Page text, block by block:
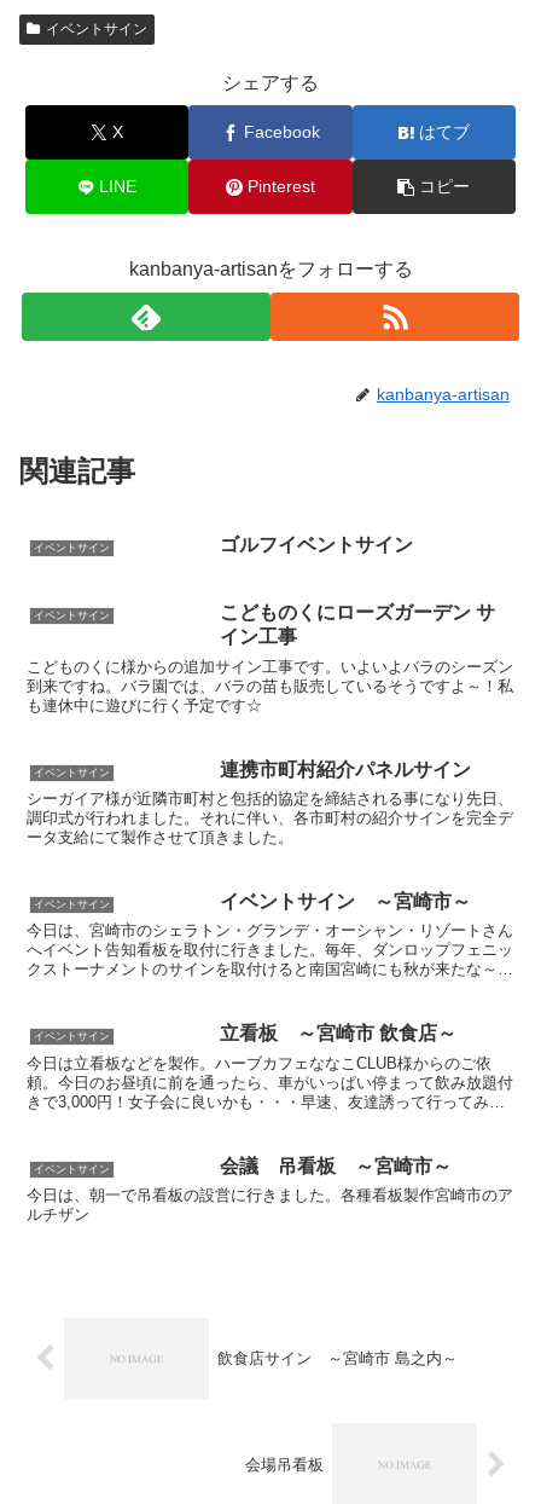
イベントサイン
シェアする
X Facebook はてブ
LINE Pinterest コピー
kanbanya-artisanをフォローする
kanbanya-artisan
関連記事
イベントサイン ゴルフイベントサイン
イベントサイン
こどものくにローズガーデン サ
イン工事
こどものくに様からの追加サイン工事です。いよいよバラのシーズン
到来ですね。バラ園では、バラの苗も販売しているそうですよ～！私
も連休中に遊びに行く予定です☆
イベントサイン 連携市町村紹介パネルサイン
シーガイア様が近隣市町村と包括的協定を締結される事になり先日、
調印式が行われました。それに伴い、各市町村の紹介サインを完全デ
ータ支給にて製作させて頂きました。
イベントサイン イベントサイン ～宮崎市～
今日は、宮崎市のシェラトン・グランデ・オーシャン・リゾートさん
へイベント告知看板を取付に行きました。毎年、ダンロップフェニッ
クストーナメントのサインを取付けると南国宮崎にも秋が来たな～と
イベントサイン 立看板 ～宮崎市 飲食店～
今日は立看板などを製作。ハーブカフェななこCLUB様からのご依
頼。今日のお昼頃に前を通ったら、車がいっぱい停まって飲み放題付
きで3,000円！女子会に良いかも・・・早速、友達誘って行ってみよ
イベントサイン 会議 吊看板 ～宮崎市～
今日は、朝一で吊看板の設営に行きました。各種看板製作宮崎市のア
ルチザン
飲食店サイン ～宮崎市 島之内～
会場吊看板